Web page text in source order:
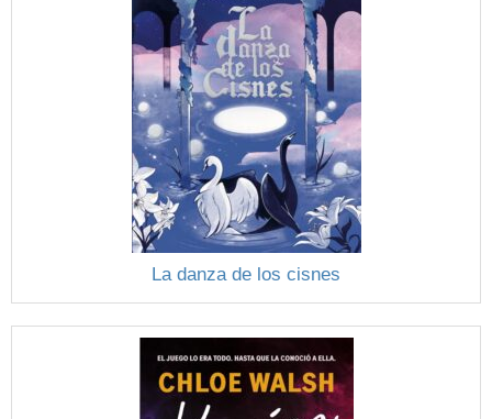
La danza de los cisnes